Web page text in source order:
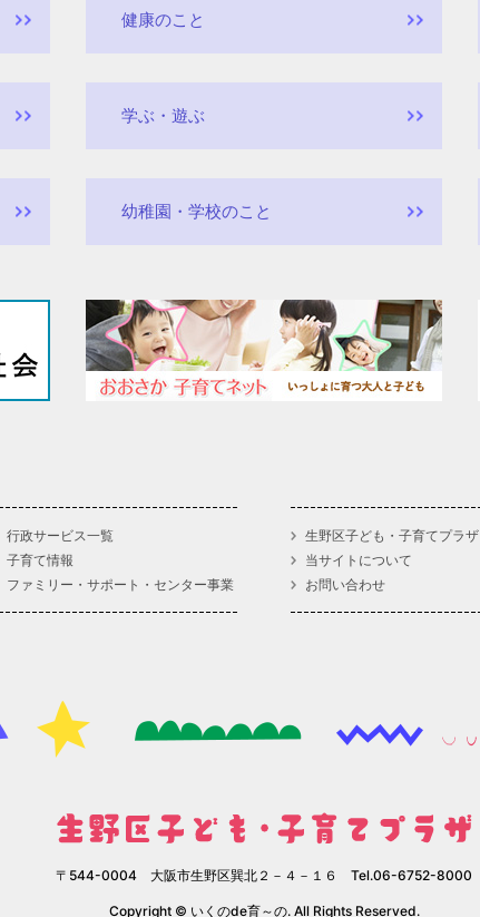
健康のこと
学ぶ・遊ぶ
幼稚園・学校のこと
行政サービス一覧
子育て情報
ファミリー・サポート・センター事業
生野区子ども・子育てプラザ
当サイトについて
お問い合わせ
〒544-0004 大阪市生野区巽北２－４－１６ Tel.06-6752-8000
Copyright © いくのde育～の. All Rights Reserved.